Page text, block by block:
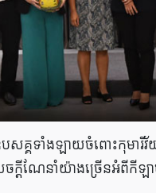
គ្គទាំងឡាយចំពោះកុមារី
ក្ដីណែនាំយ៉ាងច្រើនអំពីកីឡ